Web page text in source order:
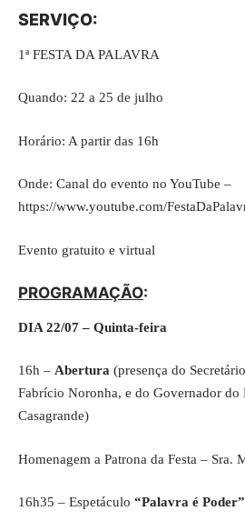
SERVIÇO:
1ª FESTA DA PALAVRA
Quando: 22 a 25 de julho
Horário: A partir das 16h
Onde: Canal do evento no YouTube –
https://www.youtube.com/
Evento gratuito e virtual
PROGRAMAÇÃO:
DIA 22/07 – Quinta-feira
16h – Abertura (presença do
Fabrício Noronha, e do Governador do
Casagrande)
Homenagem a Patrona da Festa – Sra.
16h35 – Espetáculo “Palavra é Poder”